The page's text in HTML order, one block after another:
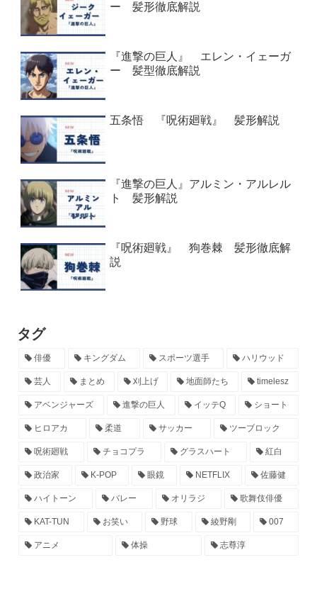
ー 髪形徹底解説
『進撃の巨人』 エレン・イェーガ
ー 髪型徹底解説
五条悟 『呪術廻戦』 髪形解説
『進撃の巨人』アルミン・アルレル
ト 髪形解説
『呪術廻戦』 狗巻棘 髪形徹底解
説
タグ
俳優 キングダム スポーツ選手 ハリウッド
芸人 まとめ 刈上げ 地面師たち timelesz
アベンジャーズ 進撃の巨人 イッテQ ショート
ヒロアカ 柔道 サッカー ツーブロック
呪術廻戦 チョコプラ グラスハート 紅白
政治家 K-POP 眼鏡 NETFLIX 佐藤健
ハイトーン バレー オリラジ 歌舞伎俳優
KAT-TUN お笑い 野球 綾野剛 007
アニメ 体操 志尊淳